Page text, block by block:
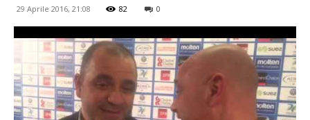
29 Aprile 2016, 21:08 82 0